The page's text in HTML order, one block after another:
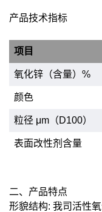
产品技术指标
项目
氧化锌（含量）%
颜色
粒径 μm（D100）
表面改性剂含量
二、产品特点
形貌结构: 我司活性